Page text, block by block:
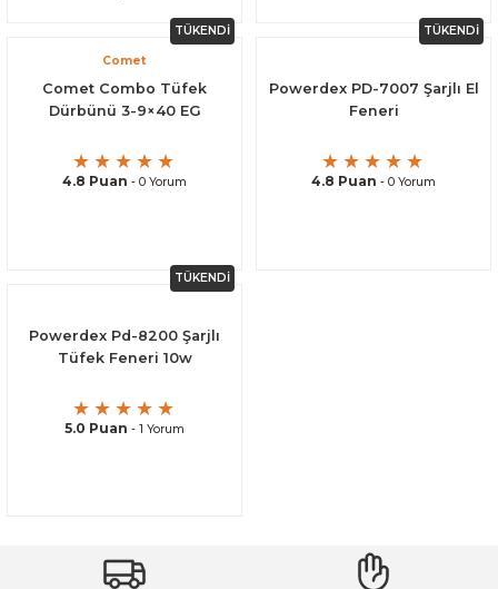
TÜKENDİ
Comet
Comet Combo Tüfek
Dürbünü 3-9×40 EG
4.8 Puan - 0 Yorum
TÜKENDİ
Powerdex PD-7007 Şarjlı El
Feneri
4.8 Puan - 0 Yorum
TÜKENDİ
Powerdex Pd-8200 Şarjlı
Tüfek Feneri 10w
5.0 Puan - 1 Yorum